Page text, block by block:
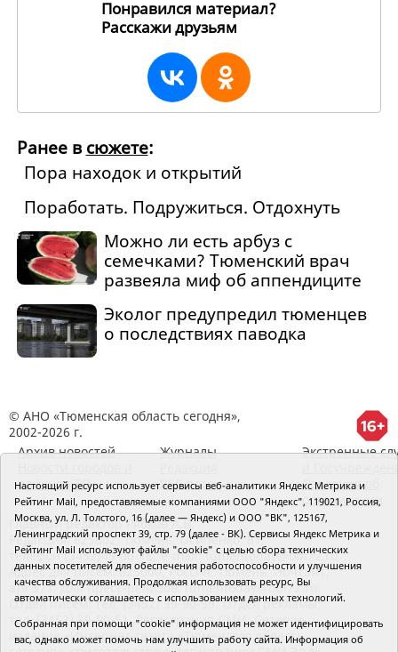
Понравился материал?
Расскажи друзьям
Ранее в сюжете:
Пора находок и открытий
Поработать. Подружиться. Отдохнуть
Можно ли есть арбуз с
семечками? Тюменский врач
развеяла миф об аппендиците
Эколог предупредил тюменцев
о последствиях паводка
© АНО «Тюменская область сегодня»,
2002-2026 г.
Архив новостей
районов ТО
Журналы
RSS поток
Экстренные
Сведения об
организации
Главный редактор Рябков А.В.
Редакция: 625002, Тюмень, Осипенко, 81,
телефон (3452)49-00-18, e-mail: tumentoday@obl72.ru
Адрес для писем: 625000, Россия, Тюмень, Почтамт,
а/я 371. Для пресс-релизов: tumentoday@obl72.ru.
Отдел писем: тел. (3452) 39-90-59. Отдел рекламы:
тел. (3452) 39-90-51. Регистрация СМИ: Сетевое
издание «Интернет-газета «Тюменская область
Настоящий ресурс использует сервисы веб-аналитики Яндекс Метрика и
Рейтинг Mail, предоставляемые компаниями ООО "Яндекс", 119021, Россия,
Москва, ул. Л. Толстого, 16 (далее — Яндекс) и ООО "ВК", 125167,
Ленинградский проспект 39, стр. 79 (далее - ВК). Сервисы Яндекс Метрика и
Рейтинг Mail используют файлы "cookie" с целью сбора технических
данных посетителей для обеспечения работоспособности и улучшения
качества обслуживания. Продолжая использовать ресурс, Вы
автоматически соглашаетесь с использованием данных технологий.
Собранная при помощи "cookie" информация не может идентифицировать
вас, однако может помочь нам улучшить работу сайта. Информация об